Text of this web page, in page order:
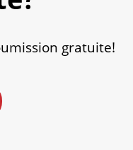
gratuite!